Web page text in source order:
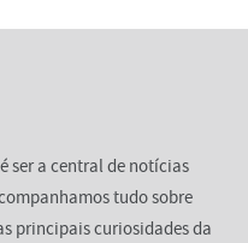
ser a central de notícias
tudo sobre
principais curiosidades da